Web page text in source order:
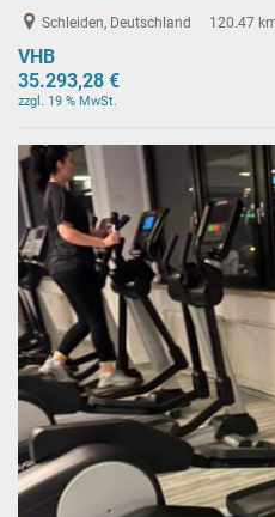
Schleiden, Deutschland 120.47
VHB
35.293,28 €
zzgl. 19 % MwSt.